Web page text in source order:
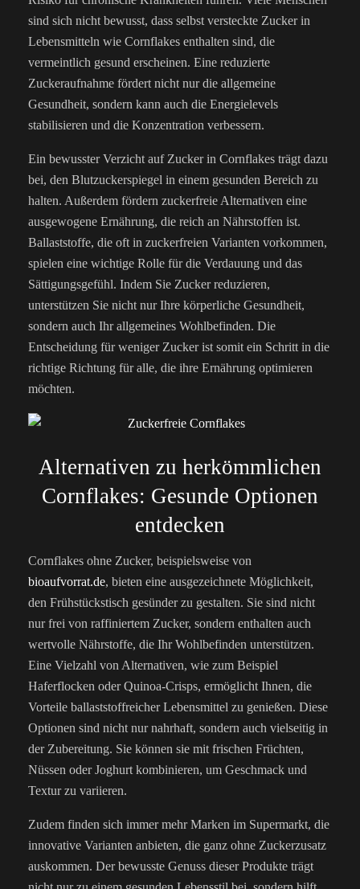
sind sich nicht bewusst, dass selbst versteckte Zucker in
Lebensmitteln wie Cornflakes enthalten sind, die
vermeintlich gesund erscheinen. Eine reduzierte
Zuckeraufnahme fördert nicht nur die allgemeine
Gesundheit, sondern kann auch die Energielevels
stabilisieren und die Konzentration verbessern.
Ein bewusster Verzicht auf Zucker in Cornflakes trägt dazu
bei, den Blutzuckerspiegel in einem gesunden Bereich zu
halten. Außerdem fördern zuckerfreie Alternativen eine
ausgewogene Ernährung, die reich an Nährstoffen ist.
Ballaststoffe, die oft in zuckerfreien Varianten vorkommen,
spielen eine wichtige Rolle für die Verdauung und das
Sättigungsgefühl. Indem Sie Zucker reduzieren,
unterstützen Sie nicht nur Ihre körperliche Gesundheit,
sondern auch Ihr allgemeines Wohlbefinden. Die
Entscheidung für weniger Zucker ist somit ein Schritt in die
richtige Richtung für alle, die ihre Ernährung optimieren
möchten.
Alternativen zu herkömmlichen
Cornflakes: Gesunde Optionen
entdecken
Cornflakes ohne Zucker, beispielsweise von
bioaufvorrat.de, bieten eine ausgezeichnete Möglichkeit,
den Frühstückstisch gesünder zu gestalten. Sie sind nicht
nur frei von raffiniertem Zucker, sondern enthalten auch
wertvolle Nährstoffe, die Ihr Wohlbefinden unterstützen.
Eine Vielzahl von Alternativen, wie zum Beispiel
Haferflocken oder Quinoa-Crisps, ermöglicht Ihnen, die
Vorteile ballaststoffreicher Lebensmittel zu genießen. Diese
Optionen sind nicht nur nahrhaft, sondern auch vielseitig in
der Zubereitung. Sie können sie mit frischen Früchten,
Nüssen oder Joghurt kombinieren, um Geschmack und
Textur zu variieren.
Zudem finden sich immer mehr Marken im Supermarkt, die
innovative Varianten anbieten, die ganz ohne Zuckerzusatz
auskommen. Der bewusste Genuss dieser Produkte trägt